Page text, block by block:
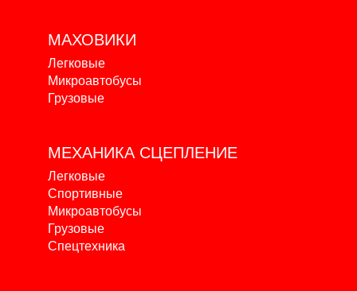
МАХОВИКИ
Легковые
Микроавтобусы
Грузовые
МЕХАНИКА СЦЕПЛЕНИЕ
Легковые
Спортивные
Микроавтобусы
Грузовые
Спецтехника